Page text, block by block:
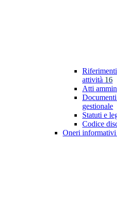
attività 16
Atti
gestionale
Statuti e
Codice
Oneri informativi